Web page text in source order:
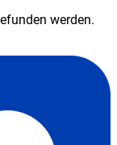
werden.